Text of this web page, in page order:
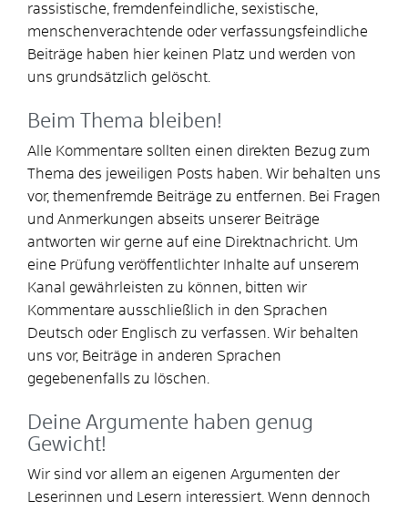
rassistische, fremdenfeindliche, sexistische,
menschenverachtende oder verfassungsfeindliche
Beiträge haben hier keinen Platz und werden von
uns grundsätzlich gelöscht.
Beim Thema bleiben!
Alle Kommentare sollten einen direkten Bezug zum
Thema des jeweiligen Posts haben. Wir behalten uns
vor, themenfremde Beiträge zu entfernen. Bei Fragen
und Anmerkungen abseits unserer Beiträge
antworten wir gerne auf eine Direktnachricht. Um
eine Prüfung veröffentlichter Inhalte auf unserem
Kanal gewährleisten zu können, bitten wir
Kommentare ausschließlich in den Sprachen
Deutsch oder Englisch zu verfassen. Wir behalten
uns vor, Beiträge in anderen Sprachen
gegebenenfalls zu löschen.
Deine Argumente haben genug
Gewicht!
Wir sind vor allem an eigenen Argumenten der
Leserinnen und Lesern interessiert. Wenn dennoch